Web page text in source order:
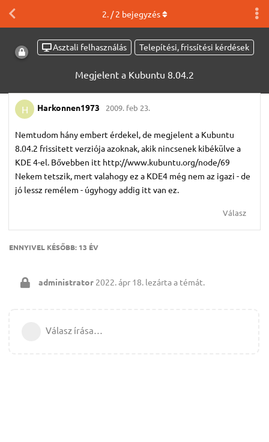
Asztali felhasználás Telepítési, frissítési kérdések
Megjelent a Kubuntu 8.04.2
2. /2 bejegyzés
H Harkonnen1973 2009. feb 23.
Nemtudom hány embert érdekel, de megjelent a Kubuntu
8.04.2 frissitett verziója azoknak, akik nincsenek kibékülve a
KDE 4-el. Bővebben itt http://www.kubuntu.org/node/69
Nekem tetszik, mert valahogy ez a KDE4 még nem az igazi - de
jó lessz remélem - úgyhogy addig itt van ez.
Válasz
ENNYIVEL KÉSŐBB: 13 ÉV
administrator 2022. ápr 18. lezárta a témát.
Válasz írása…